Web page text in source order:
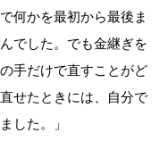
何かを最初から最後ま
でした。でも金継ぎを
手だけで直すことがど
せたときには、自分で
した。」